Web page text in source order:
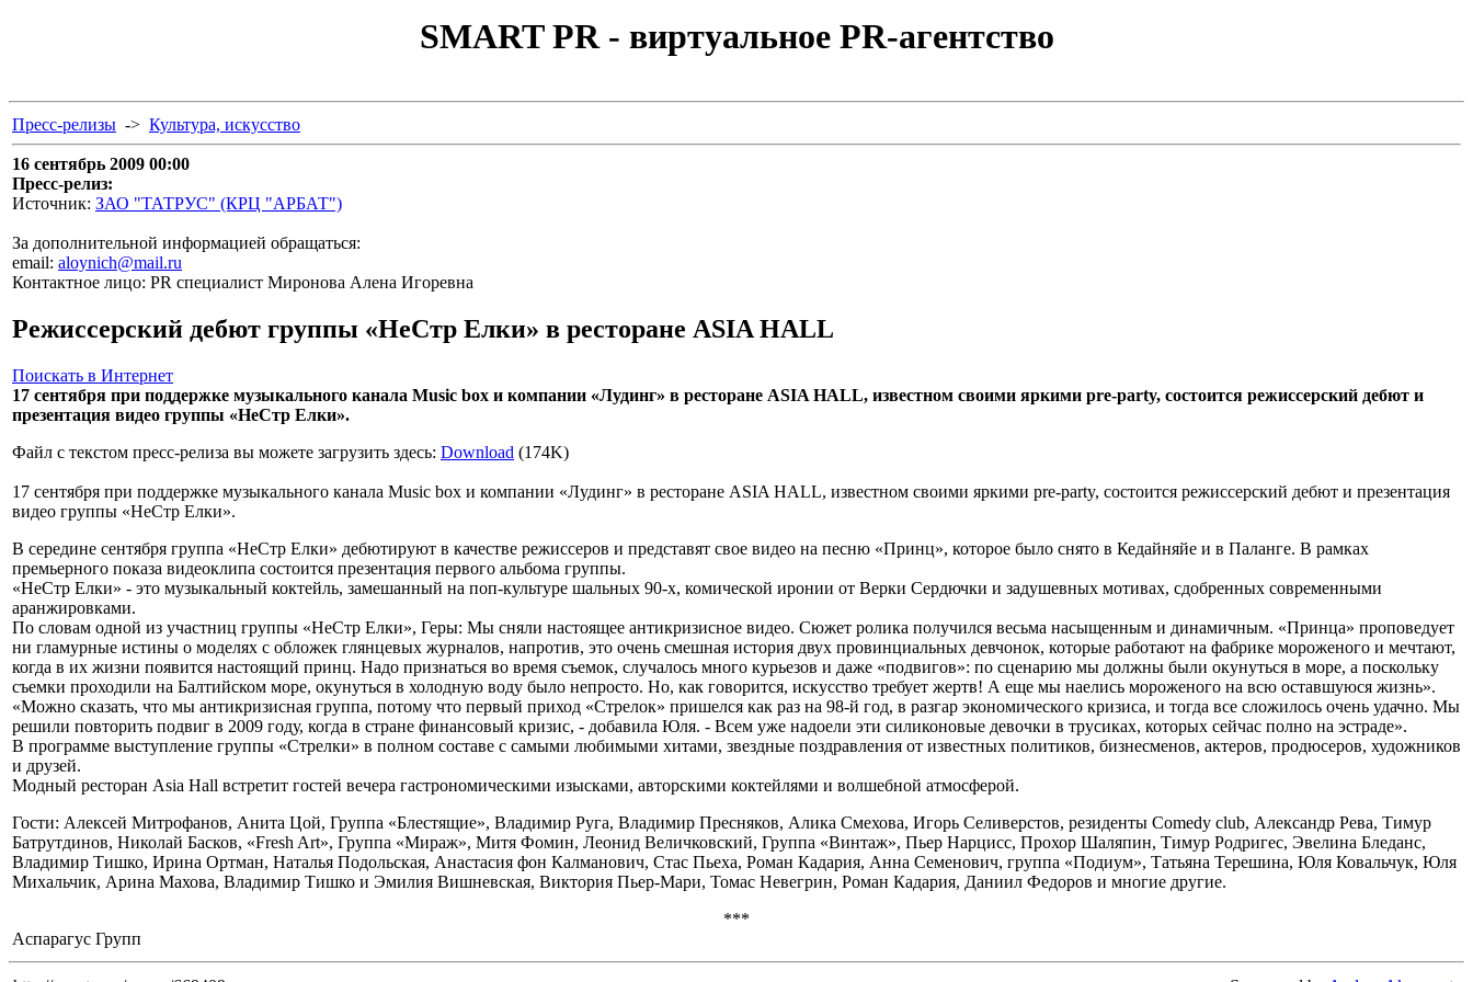
SMART PR - виртуальное PR-агентство
Пресс-релизы -> Культура, искусство
16 сентябрь 2009 00:00
Пресс-релиз:
Источник: ЗАО "ТАТРУС" (КРЦ "АРБАТ")
За дополнительной информацией обращаться:
email: aloynich@mail.ru
Контактное лицо: PR специалист Миронова Алена Игоревна
Режиссерский дебют группы «НеСтр Елки» в ресторане ASIA HALL
Поискать в Интернет
17 сентября при поддержке музыкального канала Music box и компании «Лудинг» в ресторане ASIA HALL, известном своими яркими pre-party, состоится режиссерский дебют и
презентация видео группы «НеСтр Елки».
Файл с текстом пресс-релиза вы можете загрузить здесь: Download (174K)
17 сентября при поддержке музыкального канала Music box и компании «Лудинг» в ресторане ASIA HALL, известном своими яркими pre-party, состоится режиссерский дебют и презентация
видео группы «НеСтр Елки».
В середине сентября группа «НеСтр Елки» дебютируют в качестве режиссеров и представят свое видео на песню «Принц», которое было снято в Кедайняйе и в Паланге. В рамках
премьерного показа видеоклипа состоится презентация первого альбома группы.
«НеСтр Елки» - это музыкальный коктейль, замешанный на поп-культуре шальных 90-х, комической иронии от Верки Сердючки и задушевных мотивах, сдобренных современными
аранжировками.
По словам одной из участниц группы «НеСтр Елки», Геры: Мы сняли настоящее антикризисное видео. Сюжет ролика получился весьма насыщенным и динамичным. «Принца» проповедует
ни гламурные истины о моделях с обложек глянцевых журналов, напротив, это очень смешная история двух провинциальных девчонок, которые работают на фабрике мороженого и мечтают,
когда в их жизни появится настоящий принц. Надо признаться во время съемок, случалось много курьезов и даже «подвигов»: по сценарию мы должны были окунуться в море, а поскольку
съемки проходили на Балтийском море, окунуться в холодную воду было непросто. Но, как говорится, искусство требует жертв! А еще мы наелись мороженого на всю оставшуюся жизнь».
«Можно сказать, что мы антикризисная группа, потому что первый приход «Стрелок» пришелся как раз на 98-й год, в разгар экономического кризиса, и тогда все сложилось очень удачно. Мы
решили повторить подвиг в 2009 году, когда в стране финансовый кризис, - добавила Юля. - Всем уже надоели эти силиконовые девочки в трусиках, которых сейчас полно на эстраде».
В программе выступление группы «Стрелки» в полном составе с самыми любимыми хитами, звездные поздравления от известных политиков, бизнесменов, актеров, продюсеров, художников
и друзей.
Модный ресторан Asia Hall встретит гостей вечера гастрономическими изысками, авторскими коктейлями и волшебной атмосферой.
Гости: Алексей Митрофанов, Анита Цой, Группа «Блестящие», Владимир Руга, Владимир Пресняков, Алика Смехова, Игорь Селиверстов, резиденты Comedy club, Александр Рева, Тимур
Батрутдинов, Николай Басков, «Fresh Art», Группа «Мираж», Митя Фомин, Леонид Величковский, Группа «Винтаж», Пьер Нарцисс, Прохор Шаляпин, Тимур Родригес, Эвелина Бледанс,
Владимир Тишко, Ирина Ортман, Наталья Подольская, Анастасия фон Калманович, Стас Пьеха, Роман Кадария, Анна Семенович, группа «Подиум», Татьяна Терешина, Юля Ковальчук, Юля
Михальчик, Арина Махова, Владимир Тишко и Эмилия Вишневская, Виктория Пьер-Мари, Томас Невегрин, Роман Кадария, Даниил Федоров и многие другие.
***
Аспарагус Групп